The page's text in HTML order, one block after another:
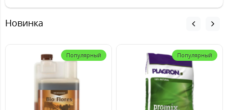
Новинка
Популярный Популярный